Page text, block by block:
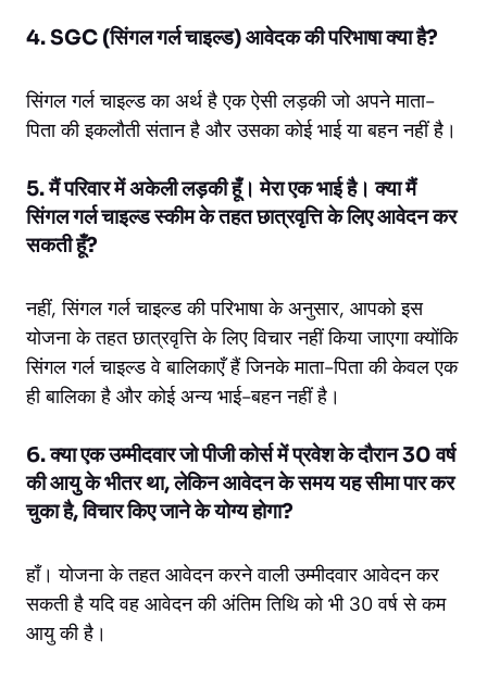
4. SGC (सिंगल गर्ल चाइल्ड) आवेदक की परिभाषा क्या है?
सिंगल गर्ल चाइल्ड का अर्थ है एक ऐसी लड़की जो अपने माता-
पिता की इकलौती संतान है और उसका कोई भाई या बहन नहीं है।
5. मैं परिवार में अकेली लड़की हूँ। मेरा एक भाई है। क्या मैं
सिंगल गर्ल चाइल्ड स्कीम के तहत छात्रवृत्ति के लिए आवेदन कर
सकती हूँ?
नहीं, सिंगल गर्ल चाइल्ड की परिभाषा के अनुसार, आपको इस
योजना के तहत छात्रवृत्ति के लिए विचार नहीं किया जाएगा क्योंकि
सिंगल गर्ल चाइल्ड वे बालिकाएँ हैं जिनके माता-पिता की केवल एक
ही बालिका है और कोई अन्य भाई-बहन नहीं है।
6. क्या एक उम्मीदवार जो पीजी कोर्स में प्रवेश के दौरान 30 वर्ष
की आयु के भीतर था, लेकिन आवेदन के समय यह सीमा पार कर
चुका है, विचार किए जाने के योग्य होगा?
हाँ। योजना के तहत आवेदन करने वाली उम्मीदवार आवेदन कर
सकती है यदि वह आवेदन की अंतिम तिथि को भी 30 वर्ष से कम
आयु की है।